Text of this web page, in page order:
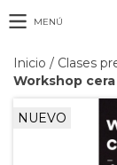
MENÚ
Inicio / Clases
Workshop
NUEVO